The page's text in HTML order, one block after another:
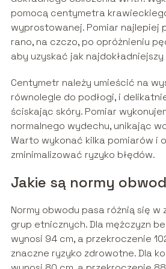
pomocą centymetra
wyprostowanej. Pomiar najlepiej
rano, na czczo, po opróżnieniu
aby uzyskać jak najdokładniejszy
Centymetr należy umieścić na
równolegle do podłogi, i
ściskając skóry. Pomiar
normalnego wydechu, unikając
Warto wykonać kilka pomiarów i
zminimalizować ryzyko błędów.
Jakie są normy
Normy obwodu pasa różnią się w
grup etnicznych. Dla mężczyzn
wynosi 94 cm, a przekroczenie
znaczne ryzyko zdrowotne. Dla